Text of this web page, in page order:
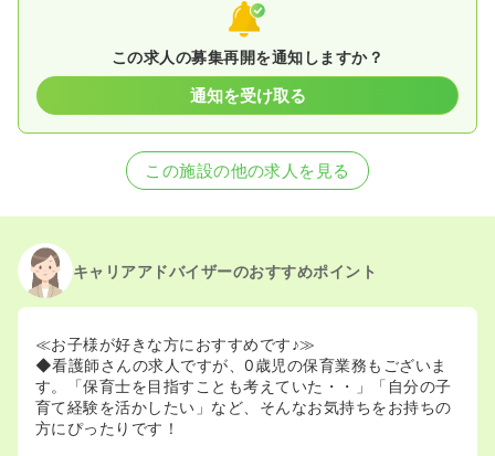
この求人の募集再開を通知しますか？
通知を受け取る
この施設の他の求人を見る
キャリアアドバイザーのおすすめポイント
≪お子様が好きな方におすすめです♪≫
◆看護師さんの求人ですが、0歳児の保育業務もございま
す。「保育士を目指すことも考えていた・・」「自分の子
育て経験を活かしたい」など、そんなお気持ちをお持ちの
方にぴったりです！